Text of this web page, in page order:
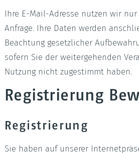
Ihre E-Mail-Adresse nutzen wir
Anfrage. Ihre Daten werden
Beachtung gesetzlicher
sofern Sie der weitergehenden
Nutzung nicht zugestimmt haben.
Registrierung
Registrierung
Sie haben auf unserer